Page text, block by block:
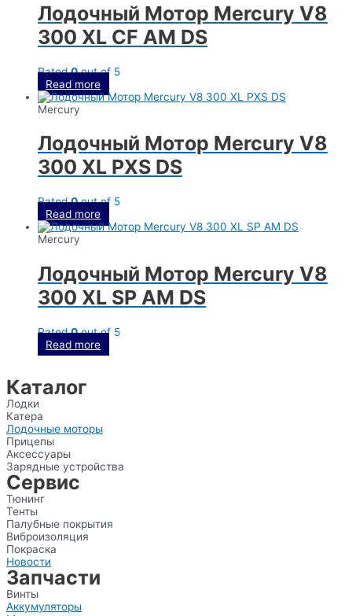
Лодочный Мотор Mercury V8
300 XL CF AM DS
Rated0out of 5
Read more
Mercury
Лодочный Мотор Mercury V8
300 XL PXS DS
Rated0out of 5
Read more
Mercury
Лодочный Мотор Mercury V8
300 XL SP AM DS
Rated0out of 5
Read more
Каталог
Лодки
Катера
Лодочные моторы
Прицепы
Аксессуары
Зарядные устройства
Сервис
Тюнинг
Тенты
Палубные покрытия
Виброизоляция
Покраска
Новости
Запчасти
Винты
Аккумуляторы